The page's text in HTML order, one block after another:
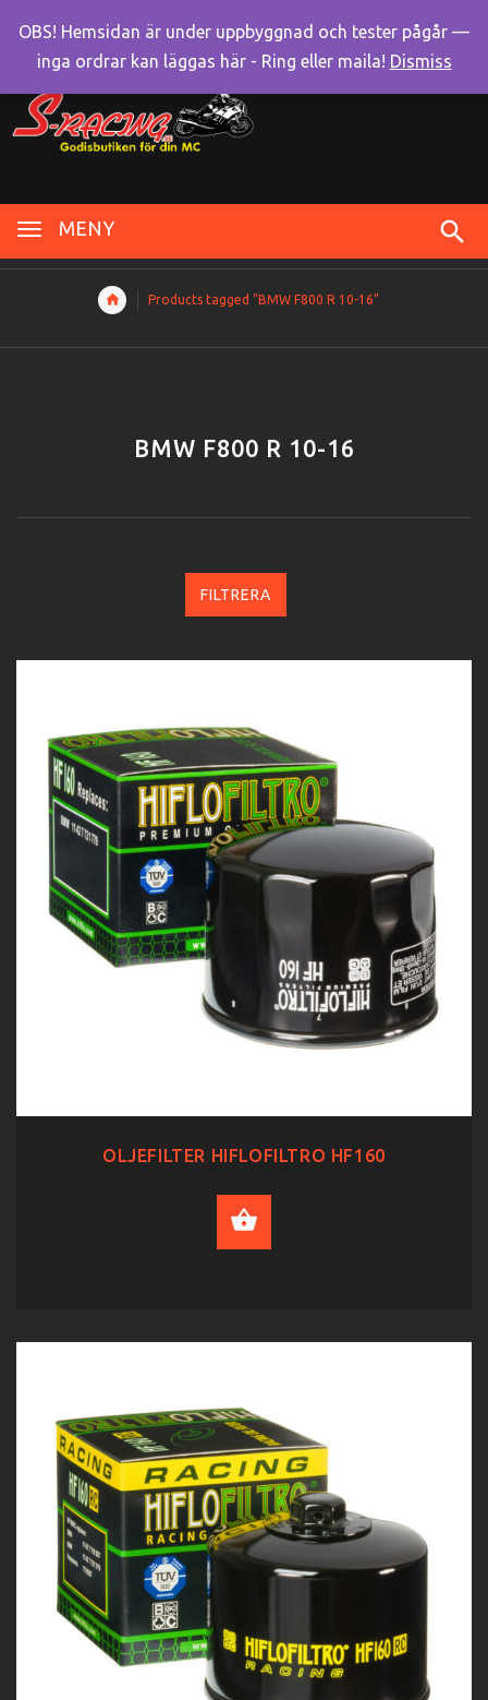
MENY
Products tagged “BMW F800 R 10-16”
BMW F800 R 10-16
FILTRERA
OLJEFILTER HIFLOFILTRO HF160
OBS! Hemsidan är under uppbyggnad och tester pågår —
inga ordrar kan läggas här - Ring eller maila! Dismiss